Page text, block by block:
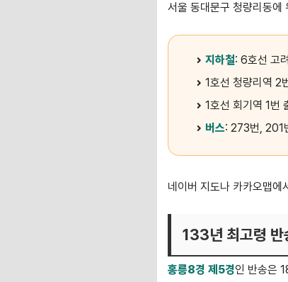
서울 동대문구 청량리동에
지하철: 6호선 고
1호선 청량리역 2
1호선 회기역 1번
버스: 273번, 201
네이버 지도나 카카오맵에
133년 최고령 반
홍릉8경 제5경인 반송은